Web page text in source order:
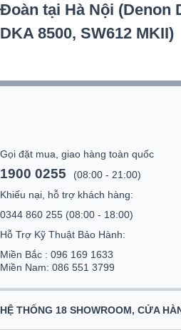
Đoàn tại Hà Nội (Denon
DKA 8500, SW612 MKII)
Gọi đặt mua, giao hàng toàn quốc
1900 0255
(08:00 - 21:00)
Khiếu nại, hỗ trợ khách hàng:
0344 860 255 (08:00 - 18:00)
Hỗ Trợ Kỹ Thuật Bảo Hành:
Miền Bắc : 096 169 1633
Miền Nam: 086 551 3799
HỆ THỐNG 18 SHOWROOM, CỬA